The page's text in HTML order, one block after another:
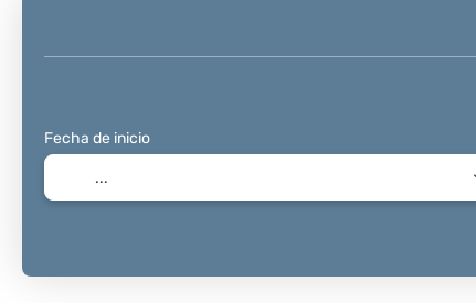
Fecha de inicio